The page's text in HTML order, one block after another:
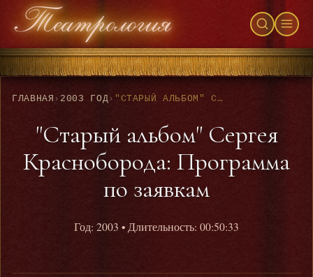
ГЛАВНАЯ › 2003 ГОД› "СТАРЫЙ АЛЬБОМ" СЕРГЕЯ КРАСНОБОРОДА: ПРОГРАММА ПО ЗАЯВКАМ
"Старый альбом" Сергея
Красноборода: Программа
по заявкам
Год: 2003 • Длительность: 00:50:33